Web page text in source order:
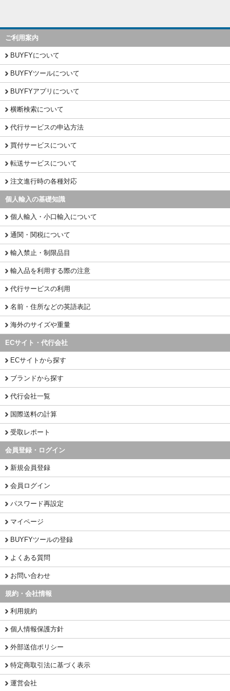
ご利用案内
BUYFYについて
BUYFYツールについて
BUYFYアプリについて
横断検索について
代行サービスの申込方法
買付サービスについて
転送サービスについて
注文進行時の各種対応
個人輸入の基礎知識
個人輸入・小口輸入について
通関・関税について
輸入禁止・制限品目
輸入品を利用する際の注意
代行サービスの利用
名前・住所などの英語表記
海外のサイズや重量
ECサイト・代行会社
ECサイトから探す
ブランドから探す
代行会社一覧
国際送料の計算
受取レポート
会員登録・ログイン
新規会員登録
会員ログイン
パスワード再設定
マイページ
BUYFYツールの登録
よくある質問
お問い合わせ
規約・会社情報
利用規約
個人情報保護方針
外部送信ポリシー
特定商取引法に基づく表示
運営会社